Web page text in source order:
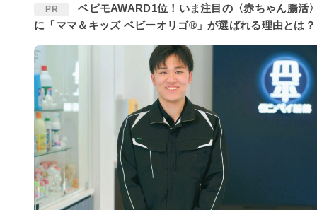
PR
ベビモAWARD1位！いま注目の〈赤ちゃん腸活〉
に「ママ＆キッズ ベビーオリゴ®」が選ばれる理由とは？